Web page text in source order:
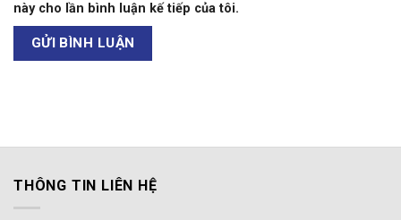
này cho lần bình luận kế tiếp của tôi.
THÔNG TIN LIÊN HỆ